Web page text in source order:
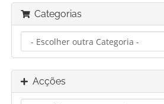
Categorias
Acções